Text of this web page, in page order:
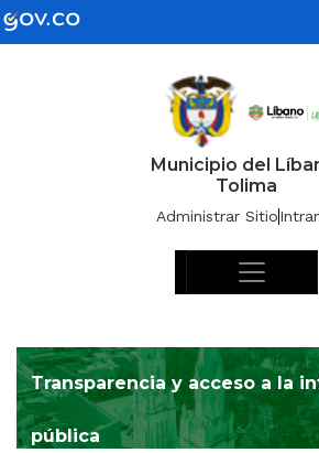
Municipio del
Tolima
Administrar Sitio
Transparencia y acceso a la
pública